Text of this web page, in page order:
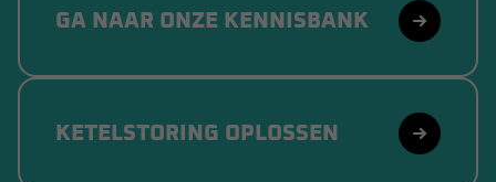
GA NAAR ONZE KENNISBANK
KETELSTORING OPLOSSEN